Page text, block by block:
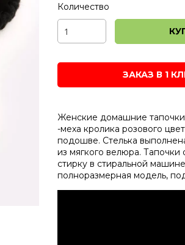
Количество
ЗАКАЗ В 1
Женские домашние тапочки
-меха кролика розового
подошве. Стелька
из мягкого велюра. Тапочки
стирку в стиральной
полноразмерная модель,